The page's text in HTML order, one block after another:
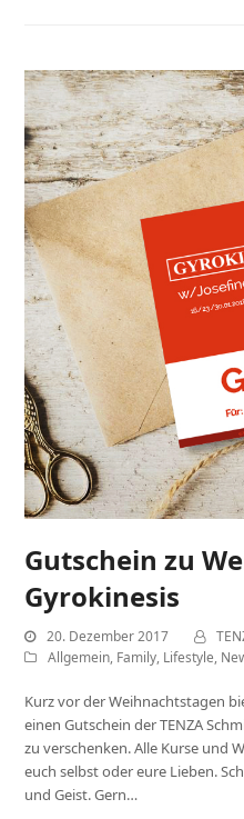
Gutschein zu
Gyrokinesis
20. Dezember 2017
Allgemein, Family, Lifestyle,
Kurz vor der Weihnachtstagen
einen Gutschein der TENZA
zu verschenken. Alle Kurse und
euch selbst oder eure Lieben.
und Geist. Gern…